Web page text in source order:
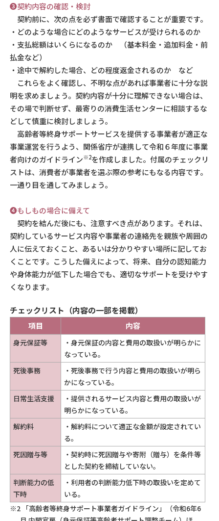
❸契約内容の確認・検討
契約前に、次の点を必ず書面で確認することが重要です。
・どのような場合にどのようなサービスが受けられるのか
・支払総額はいくらになるのか （基本料金・追加料金・前
払金など）
・途中で解約した場合、どの程度返金されるのか など
これらをよく確認し、不明な点があれば事業者に十分な説
明を求めましょう。契約内容が十分に理解できない場合は、
その場で判断せず、最寄りの消費生活センターに相談するな
どして慎重に検討しましょう。
高齢者等終身サポートサービスを提供する事業者が適正な
事業運営を行うよう、関係省庁が連携して令和６年度に事業
者向けのガイドライン※2を作成しました。付属のチェックリ
ストは、消費者が事業者を選ぶ際の参考にもなる内容です。
一通り目を通してみましょう。
❹もしもの場合に備えて
契約を結んだ後にも、注意すべき点があります。それは、
契約しているサービス内容や事業者の連絡先を親族や周囲の
人に伝えておくこと、あるいは分かりやすい場所に記してお
くことです。こうした備えによって、将来、自分の認知能力
や身体能力が低下した場合でも、適切なサポートを受けやす
くなります。
チェックリスト（内容の一部を掲載）
項目 内容
身元保証等
・身元保証の内容と費用の取扱いが明らかに
なっている。
死後事務
・死後事務で行う内容と費用の取扱いが明ら
かになっている。
日常生活支援
・提供されるサービス内容と費用の取扱いが
明らかになっている。
解約料
・解約料について適正な金額が設定されてい
る。
死因贈与等
・契約時に死因贈与や寄附（贈与）を条件等
とした契約を締結していない。
判断能力の低
下時
・利用者の判断能力低下時の取扱いを定めて
いる。
※2 「高齢者等終身サポート事業者ガイドライン」（令和6年6